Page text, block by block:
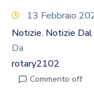
Eventi
Documenti
13 Febbraio
Notizie‚ Notizie
Da
rotary2102
Commento off